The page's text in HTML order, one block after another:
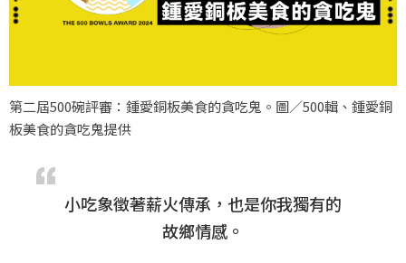
第二屆500碗評審：鍾愛銅板美食的貪吃鬼。圖／500輯、鍾愛銅
板美食的貪吃鬼提供
小吃象徵著薪火傳承，也是你我獨有的
故鄉情感。